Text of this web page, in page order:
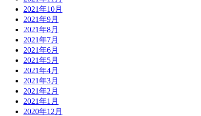
2021年10月
2021年9月
2021年8月
2021年7月
2021年6月
2021年5月
2021年4月
2021年3月
2021年2月
2021年1月
2020年12月